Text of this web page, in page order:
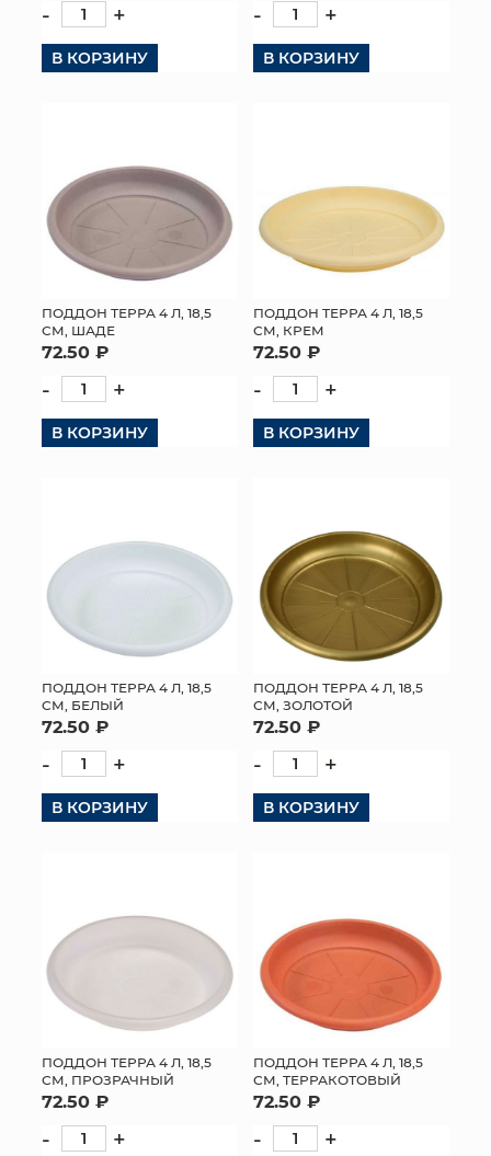
- +
В КОРЗИНУ
- +
В КОРЗИНУ
ПОДДОН ТЕРРА 4 Л, 18,5
СМ, ШАДЕ
72.50 ₽
- +
В КОРЗИНУ
ПОДДОН ТЕРРА 4 Л, 18,5
СМ, КРЕМ
72.50 ₽
- +
В КОРЗИНУ
ПОДДОН ТЕРРА 4 Л, 18,5
СМ, БЕЛЫЙ
72.50 ₽
- +
В КОРЗИНУ
ПОДДОН ТЕРРА 4 Л, 18,5
СМ, ЗОЛОТОЙ
72.50 ₽
- +
В КОРЗИНУ
ПОДДОН ТЕРРА 4 Л, 18,5
СМ, ПРОЗРАЧНЫЙ
72.50 ₽
- +
ПОДДОН ТЕРРА 4 Л, 18,5
СМ, ТЕРРАКОТОВЫЙ
72.50 ₽
- +